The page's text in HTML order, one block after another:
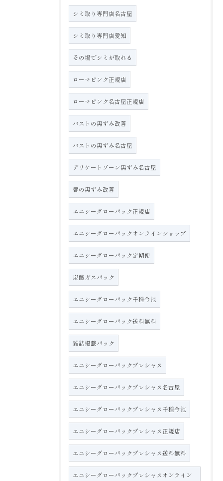
シミ取り専門店名古屋
シミ取り専門店愛知
その場でシミが取れる
ローマピンク正規店
ローマピンク名古屋正規店
バストの黒ずみ改善
バストの黒ずみ名古屋
デリケートゾーン黒ずみ名古屋
唇の黒ずみ改善
エニシーグローパック正規店
エニシーグローパックオンラインショップ
エニシーグローパック定期便
炭酸ガスパック
エニシーグローパック千種今池
エニシーグローパック送料無料
雑誌掲載パック
エニシーグローパックプレシャス
エニシーグローパックプレシャス名古屋
エニシーグローパックプレシャス千種今池
エニシーグローパックプレシャス正規店
エニシーグローパックプレシャス送料無料
エニシーグローパックプレシャスオンライン